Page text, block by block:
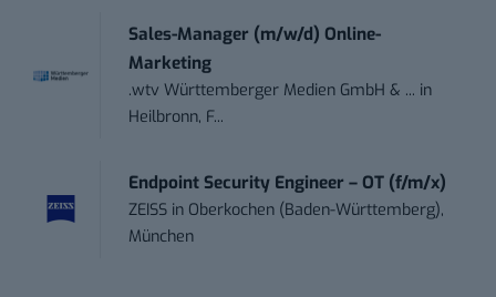
Sales-Manager (m/w/d) Online-
Marketing
.wtv Württemberger Medien GmbH & ... in
Heilbronn, F...
Endpoint Security Engineer – OT (f/m/x)
ZEISS in Oberkochen (Baden-Württemberg),
München